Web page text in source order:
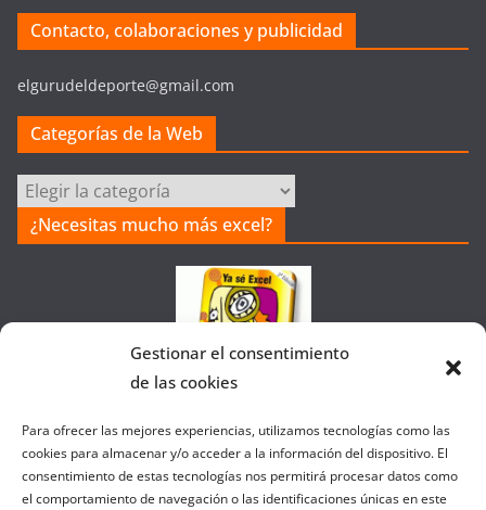
Gestionar el consentimiento
de las cookies
Para ofrecer las mejores experiencias, utilizamos tecnologías como las
cookies para almacenar y/o acceder a la información del dispositivo. El
consentimiento de estas tecnologías nos permitirá procesar datos como
el comportamiento de navegación o las identificaciones únicas en este
Contacto, colaboraciones y publicidad
elgurudeldeporte@gmail.com
Categorías de la Web
Categorías
de
la
¿Necesitas mucho más excel?
Colaborando con FANATIC